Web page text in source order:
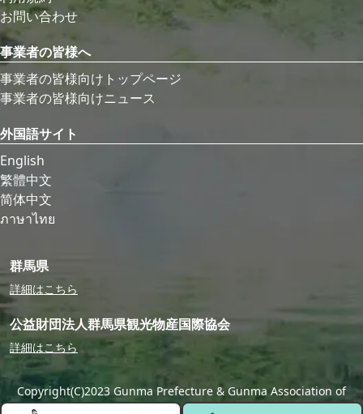
お問い合わせ
事業者の皆様へ
事業者の皆様向けトップページ
事業者の皆様向けニュース
外国語サイト
English
繁體中文
简体中文
ภาษาไทย
群馬県
詳細はこちら
公益財団法人群馬県観光物産国際協会
詳細はこちら
Copyright(C)2023 Gunma Prefecture & Gunma Association of
Tourism,Local Products & International Exchange